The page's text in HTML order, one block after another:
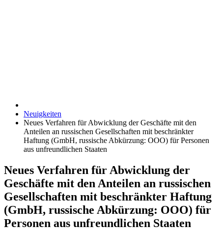
Neuigkeiten
Neues Verfahren für Abwicklung der Geschäfte mit den
Anteilen an russischen Gesellschaften mit beschränkter
Haftung (GmbH, russische Abkürzung: OOO) für Personen
aus unfreundlichen Staaten
Neues Verfahren für Abwicklung der
Geschäfte mit den Anteilen an russischen
Gesellschaften mit beschränkter Haftung
(GmbH, russische Abkürzung: OOO) für
Personen aus unfreundlichen Staaten